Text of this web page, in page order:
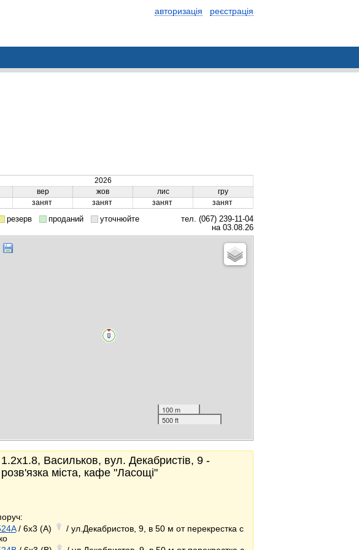
авторизація реєстрація
2026
вер жов лис
гру
занят занят занят занят
резерв проданий уточнюйте
тел. (067) 239-11-04
на 03.08.26
100 m
500 ft
1.2x1.8, Васильков, вул. Декабристів, 9 -
міста, кафе "Ласощі"
/ 6x3 (A)
/ ул.Декабристов, 9, в 50 м от перекрестка с